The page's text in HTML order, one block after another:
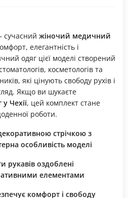
жіночий медичний
елегантність і
одяг цієї моделі створений
косметологів та
які цінують свободу рухів і
Якщо ви шукаєте
Чехії, цей комплект стане
роботи.
стрічкою з
особливість моделі
рукавів оздоблені
елементами
комфорт і свободу